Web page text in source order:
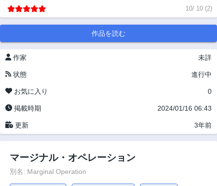
10/ 10 (2)
作品を読む
作家 未詳
状態 進行中
お気に入り 0
掲載時期 2024/01/16 06:43
更新 3年前
マージナル・オペレーション
別名: Marginal Operation